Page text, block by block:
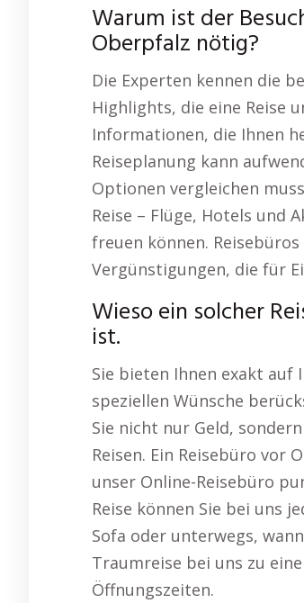
Warum ist der
Oberpfalz nötig?
Die Experten kennen die
Highlights, die eine Reise
Informationen, die Ihnen
Reiseplanung kann
Optionen vergleichen
Reise – Flüge, Hotels und
freuen können.
Vergünstigungen, die für
Wieso ein solcher
ist.
Sie bieten Ihnen exakt auf
speziellen Wünsche
Sie nicht nur Geld,
Reisen. Ein Reisebüro vor
unser Online-Reisebüro
Reise können Sie bei uns
Sofa oder unterwegs,
Traumreise bei uns zu
Öffnungszeiten.